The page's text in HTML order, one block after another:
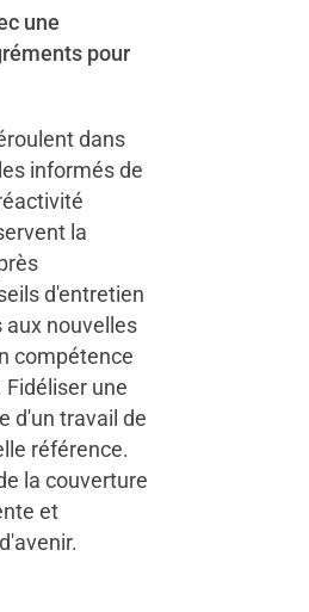
une
pour
dans
informés de
la
d'entretien
nouvelles
compétence
une
d'un travail de
référence.
la couverture
et